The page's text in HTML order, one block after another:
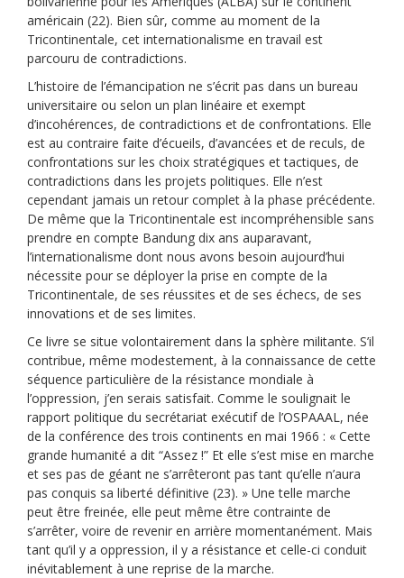
américain (22). Bien sûr, comme au moment de la
Tricontinentale, cet internationalisme en travail est
parcouru de contradictions.
L’histoire de l’émancipation ne s’écrit pas dans un bureau
universitaire ou selon un plan linéaire et exempt
d’incohérences, de contradictions et de confrontations. Elle
est au contraire faite d’écueils, d’avancées et de reculs, de
confrontations sur les choix stratégiques et tactiques, de
contradictions dans les projets politiques. Elle n’est
cependant jamais un retour complet à la phase précédente.
De même que la Tricontinentale est incompréhensible sans
prendre en compte Bandung dix ans auparavant,
l’internationalisme dont nous avons besoin aujourd’hui
nécessite pour se déployer la prise en compte de la
Tricontinentale, de ses réussites et de ses échecs, de ses
innovations et de ses limites.
Ce livre se situe volontairement dans la sphère militante. S’il
contribue, même modestement, à la connaissance de cette
séquence particulière de la résistance mondiale à
l’oppression, j’en serais satisfait. Comme le soulignait le
rapport politique du secrétariat exécutif de l’OSPAAAL, née
de la conférence des trois continents en mai 1966 : « Cette
grande humanité a dit “Assez !” Et elle s’est mise en marche
et ses pas de géant ne s’arrêteront pas tant qu’elle n’aura
pas conquis sa liberté définitive (23). » Une telle marche
peut être freinée, elle peut même être contrainte de
s’arrêter, voire de revenir en arrière momentanément. Mais
tant qu’il y a oppression, il y a résistance et celle-ci conduit
inévitablement à une reprise de la marche.